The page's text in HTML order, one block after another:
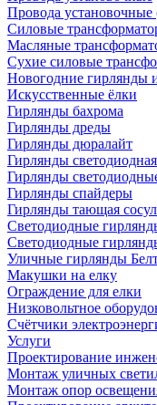
Провода
Силовые
Масляные
Сухие силовые
Новогодние гирлянды
Искусственные ёлки
Гирлянды бахрома
Гирлянды дреды
Гирлянды дюралайт
Гирлянды светодиодная
Гирлянды
Гирлянды спайдеры
Гирлянды тающая
Светодиодные
Светодиодные
Уличные гирлянды
Макушки на елку
Ограждение для елки
Низковольтное
Счётчики
Услуги
Проектирование
Монтаж уличных
Монтаж опор